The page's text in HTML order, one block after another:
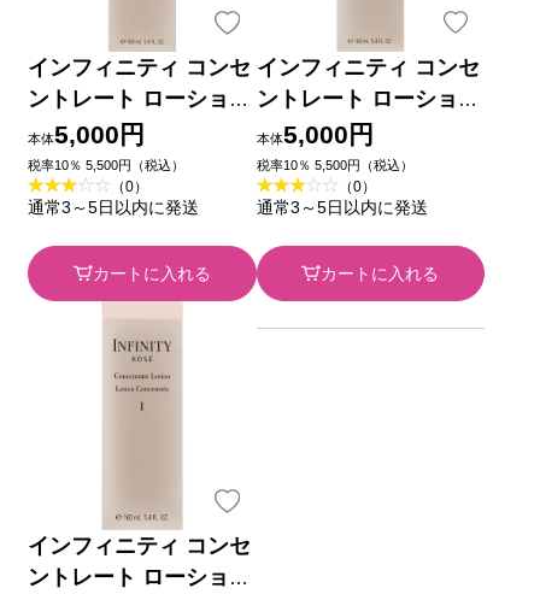
インフィニティ コンセ
ントレート ローション
１ １６０ｍｌ コーセ
ー
本体5,000円
税率10％ 5,500円（税込）
（0）
通常3～5日以内に発送
カートに入れる
インフィニティ コンセ
ントレート ローション
２ １６０ｍｌ コーセ
ー
本体5,000円
税率10％ 5,500円（税込）
（0）
通常3～5日以内に発送
カートに入れる
インフィニティ コンセ
ントレート ローション